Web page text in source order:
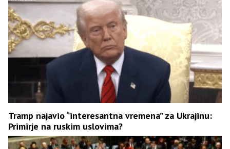
Tramp najavio “interesantna vremena” za Ukrajinu:
Primirje na ruskim uslovima?